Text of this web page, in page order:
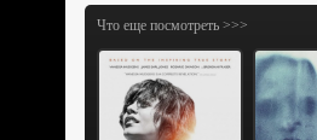
Что еще посмотреть >>>